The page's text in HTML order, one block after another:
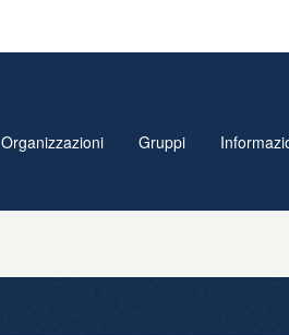
Organizzazioni Gruppi